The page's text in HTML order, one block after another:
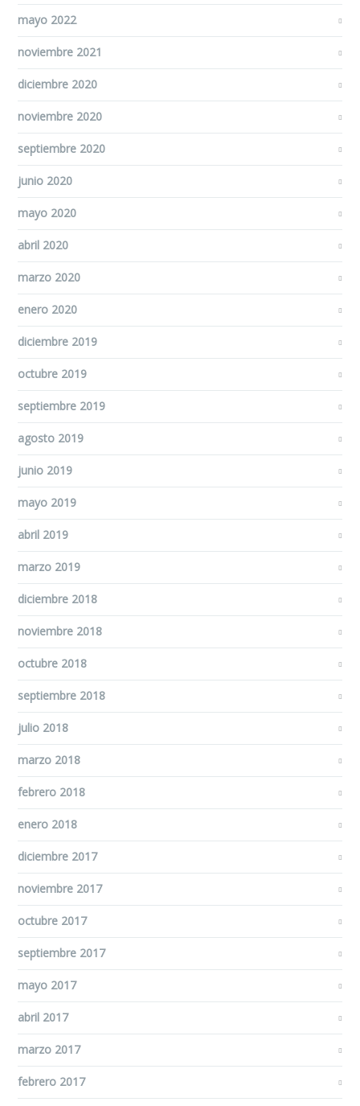
mayo 2022
noviembre 2021
diciembre 2020
noviembre 2020
septiembre 2020
junio 2020
mayo 2020
abril 2020
marzo 2020
enero 2020
diciembre 2019
octubre 2019
septiembre 2019
agosto 2019
junio 2019
mayo 2019
abril 2019
marzo 2019
diciembre 2018
noviembre 2018
octubre 2018
septiembre 2018
julio 2018
marzo 2018
febrero 2018
enero 2018
diciembre 2017
noviembre 2017
octubre 2017
septiembre 2017
mayo 2017
abril 2017
marzo 2017
febrero 2017